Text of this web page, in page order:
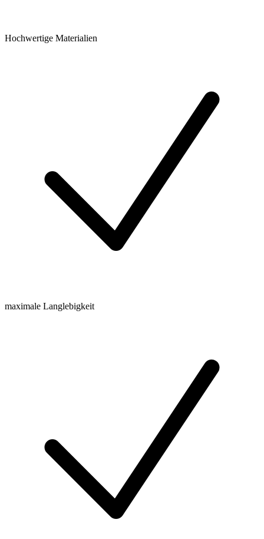
Hochwertige Materialien
maximale Langlebigkeit